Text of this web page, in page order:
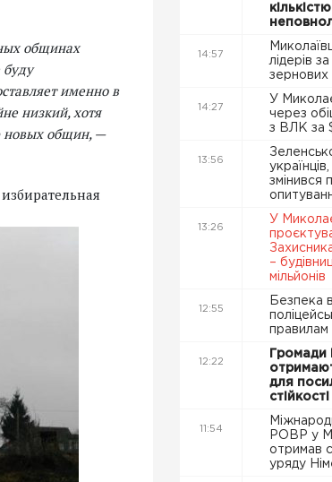
общинах
буду
именно в
низкий, хотя
новых общин, —
14:57
лідерів
зернових
14:27
У
через
з ВЛК за
13:56
змінився
13:26
У
–
мільйонів
12:55
Безпека
правилам
12:22
Громади
для
стійкості
11:54
РОВР у
отримав
уряду